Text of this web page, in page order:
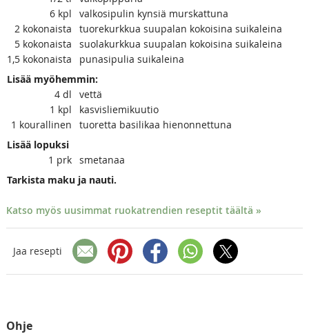
6 kpl
valkosipulin kynsiä murskattuna
2 kokonaista
tuorekurkkua suupalan kokoisina suikaleina
5 kokonaista
suolakurkkua suupalan kokoisina suikaleina
1,5 kokonaista
punasipulia suikaleina
Lisää myöhemmin:
4 dl
vettä
1 kpl
kasvisliemikuutio
1 kourallinen
tuoretta basilikaa hienonnettuna
Lisää lopuksi
1 prk smetanaa
Tarkista maku ja nauti.
Katso myös uusimmat ruokatrendien reseptit täältä »
Jaa resepti
Ohje